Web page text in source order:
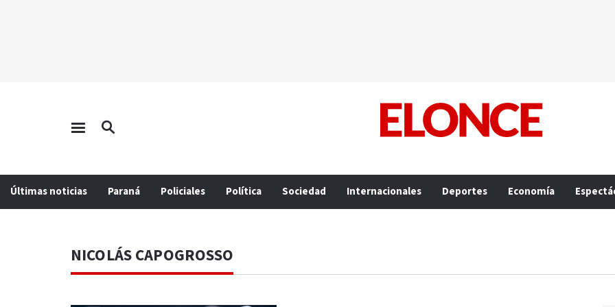
Últimas noticias Paraná Policiales Política Sociedad Internacionales Deportes Economía
NICOLÁS CAPOGROSSO